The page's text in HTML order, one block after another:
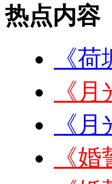
热点内容
《
《
《
《